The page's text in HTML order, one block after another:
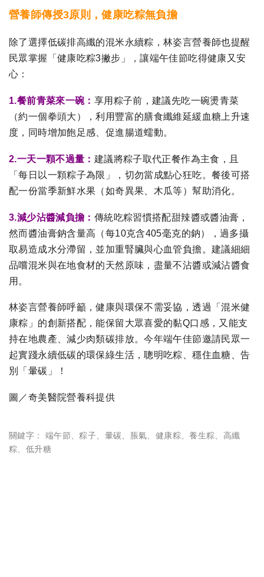
營養師傳授3原則，健康吃粽無負擔
除了選擇低碳排高纖的混米永續粽，林姿言營養師也提醒
民眾掌握「健康吃粽3撇步」，讓端午佳節吃得健康又安
心：
1.餐前青菜來一碗： 享用粽子前，建議先吃一碗燙青菜
（約一個拳頭大），利用豐富的膳食纖維延緩血糖上升速
度，同時增加飽足感、促進腸道蠕動。
2.一天一顆不過量： 建議將粽子取代正餐作為主食，且
「每日以一顆粽子為限」，切勿當成點心狂吃。餐後可搭
配一份當季新鮮水果（如奇異果、木瓜等）幫助消化。
3.減少沾醬減負擔： 傳統吃粽習慣搭配甜辣醬或醬油膏，
然而醬油膏鈉含量高（每10克含405毫克的鈉），過多攝
取易造成水分滯留，並加重腎臟與心血管負擔。建議細細
品嚐混米與在地食材的天然原味，盡量不沾醬或減沾醬食
用。
林姿言營養師呼籲，健康與環保不需妥協，透過「混米健
康粽」的創新搭配，能保留大眾喜愛的黏Q口感，又能支
持在地農產、減少肉類碳排放。今年端午佳節邀請民眾一
起實踐永續低碳的環保綠生活，聰明吃粽、穩住血糖、告
別「暈碳」！
圖／奇美醫院營養科提供
關鍵字： 端午節、粽子、 暈碳、 脹氣、 健康粽、養生粽、 高纖
粽、 低升糖